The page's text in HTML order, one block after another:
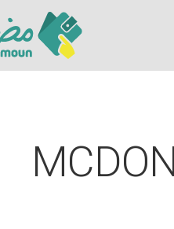
Hit enter to search or ESC to close